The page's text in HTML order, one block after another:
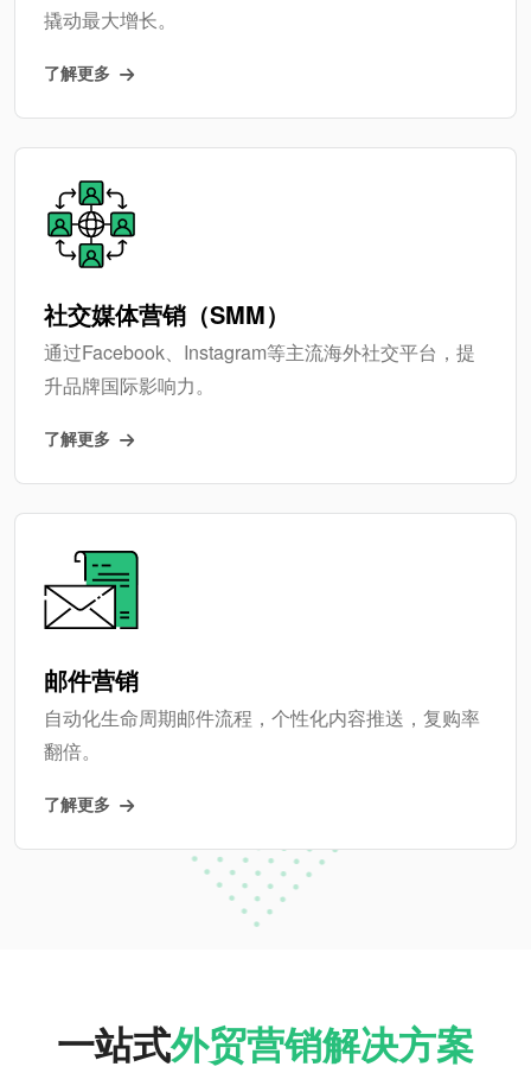
撬动最大增长。
了解更多
社交媒体营销（SMM）
通过Facebook、Instagram等主流海外社交平台，提
升品牌国际影响力。
了解更多
邮件营销
自动化生命周期邮件流程，个性化内容推送，复购率
翻倍。
了解更多
一站式外贸营销解决方案